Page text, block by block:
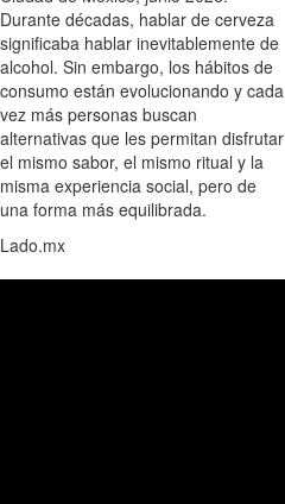
Durante décadas, hablar de cerveza
significaba hablar inevitablemente de
alcohol. Sin embargo, los hábitos de
consumo están evolucionando y cada
vez más personas buscan
alternativas que les permitan disfrutar
el mismo sabor, el mismo ritual y la
misma experiencia social, pero de
una forma más equilibrada.
Lado.mx